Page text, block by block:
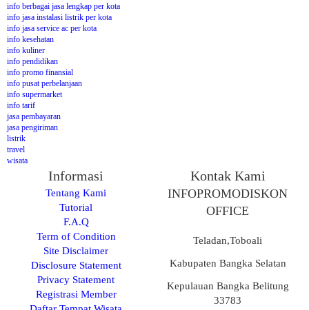
info berbagai jasa lengkap per kota
info jasa instalasi listrik per kota
info jasa service ac per kota
info kesehatan
info kuliner
info pendidikan
info promo finansial
info pusat perbelanjaan
info supermarket
info tarif
jasa pembayaran
jasa pengiriman
listrik
travel
wisata
Informasi
Tentang Kami
Tutorial
F.A.Q
Term of Condition
Site Disclaimer
Disclosure Statement
Privacy Statement
Registrasi Member
Kontak Kami
INFOPROMODISKON
OFFICE
Teladan,Toboali
Kabupaten Bangka Selatan
Kepulauan Bangka Belitung
33783